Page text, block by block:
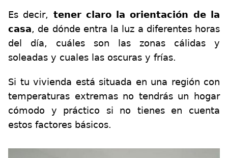
Es decir, tener claro la orientación de la
casa, de dónde entra la luz a diferentes horas
del día, cuáles son las zonas cálidas y
soleadas y cuales las oscuras y frías.
Si tu vivienda está situada en una región con
temperaturas extremas no tendrás un hogar
cómodo y práctico si no tienes en cuenta
estos factores básicos.